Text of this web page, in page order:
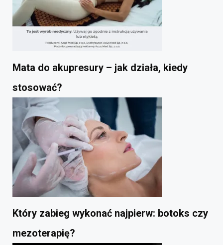
Mata do akupresury – jak działa, kiedy
stosować?
Który zabieg wykonać najpierw: botoks czy
mezoterapię?